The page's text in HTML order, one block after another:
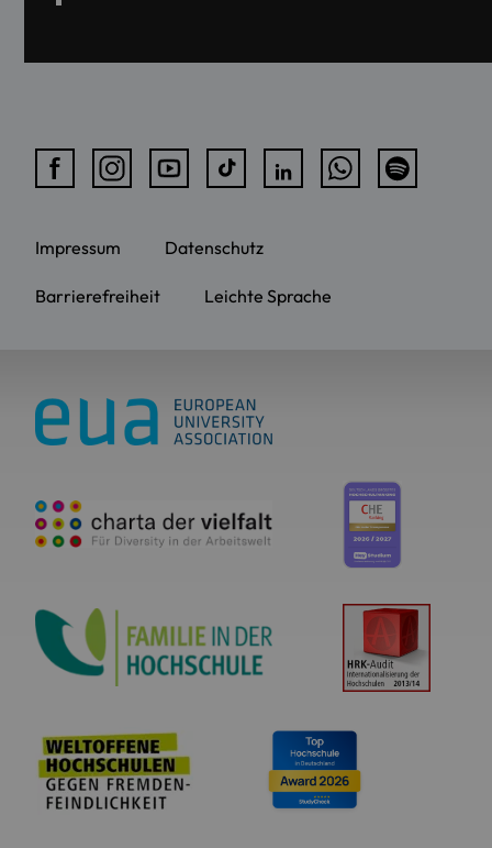
Impressum Datenschutz
Barrierefreiheit Leichte Sprache